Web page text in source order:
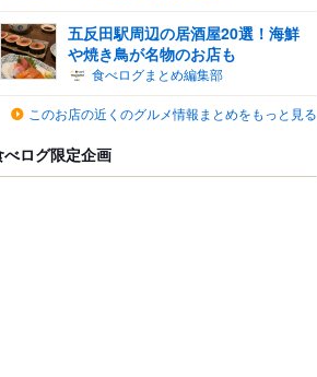
五反田駅周辺の居酒屋20選！海鮮
や焼き鳥が名物のお店も
食べログまとめ編集部
このお店の近くのグルメ情報まとめをもっと見る
べログ限定企画